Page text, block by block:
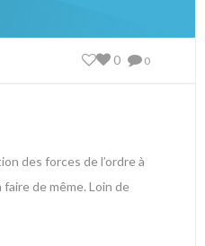
0
0
des forces de l’ordre à
de même. Loin de